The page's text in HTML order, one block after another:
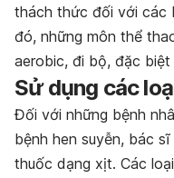
thách thức đối với các
đó, những môn thể
aerobic, đi bộ, đặc
Sử dụng các
Đối với những bệnh
bệnh hen suyễn, bác
thuốc dạng xịt. Các